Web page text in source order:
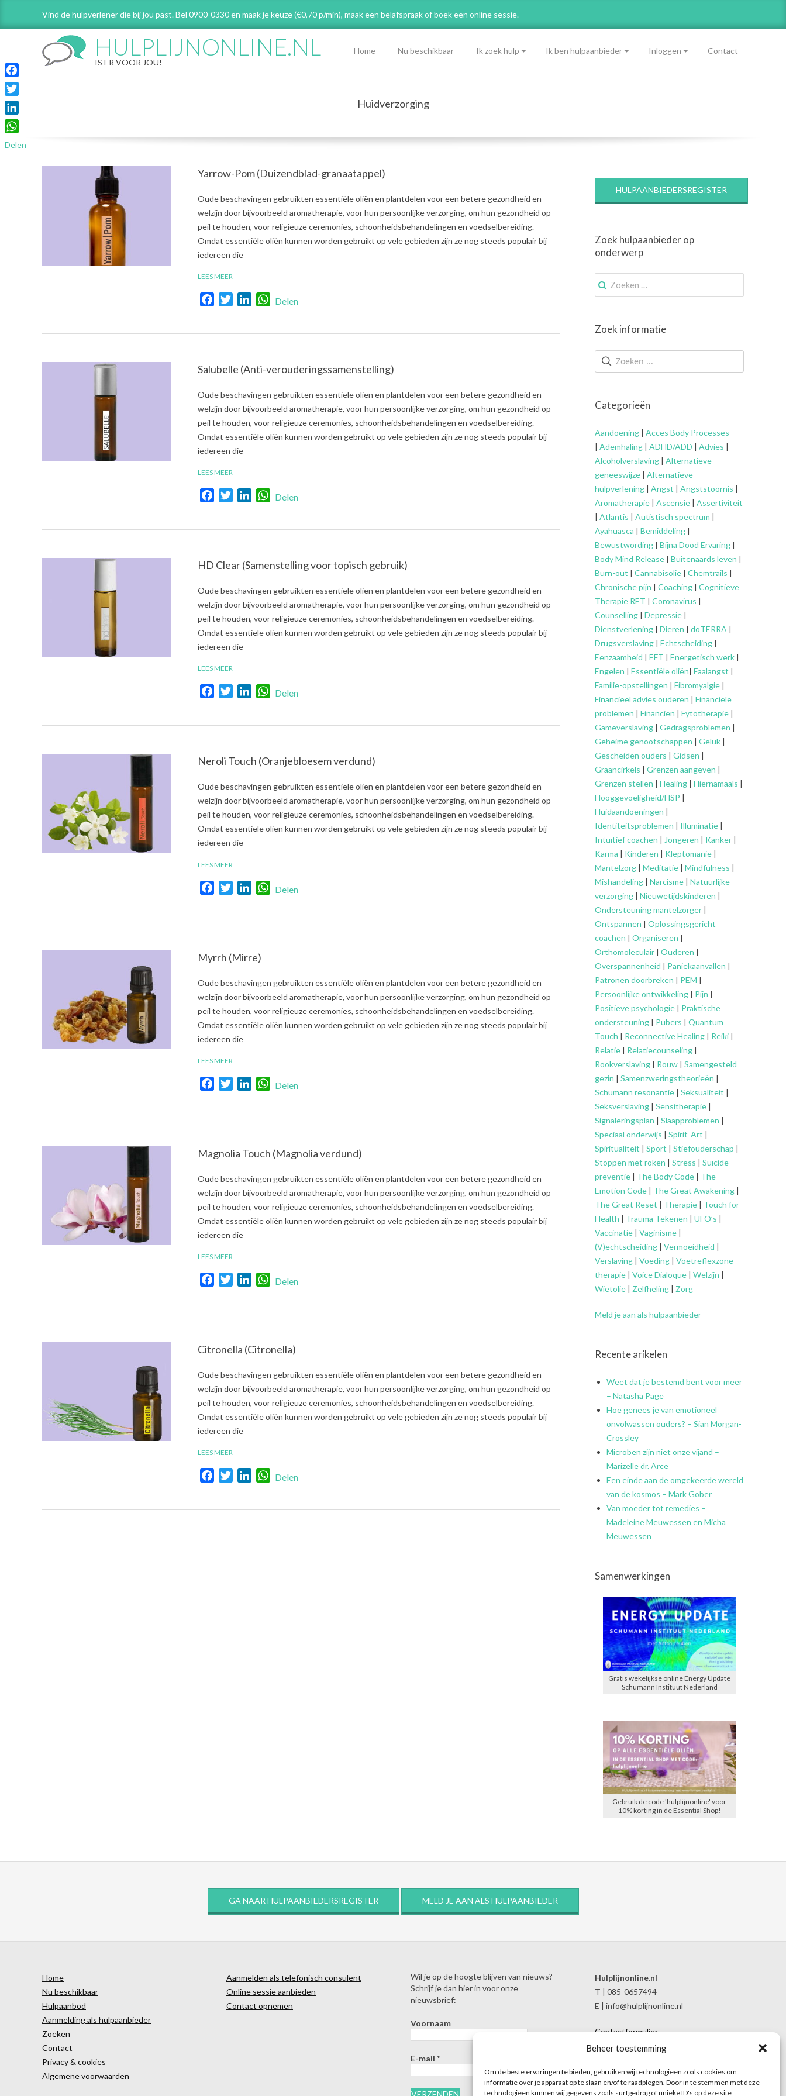
Beheer toestemming
Om de beste ervaringen te bieden, gebruiken wij technologieën zoals cookies om
informatie over je apparaat op te slaan en/of te raadplegen. Door in te stemmen met deze
technologieën kunnen wij gegevens zoals surfgedrag of unieke ID's op deze site
Vind de hulpverlener die bij jou past. Bel 0900-0330 en maak je keuze (€0,70 p/min), maak een belafspraakof boek een online sessie.
HULPLIJNONLINE.NL
IS ER VOOR JOU!
Menu
Home Nu beschikbaar Ik zoek hulp Ik ben hulpaanbieder Inloggen Contact
Huidverzorging
Yarrow-Pom (Duizendblad-granaatappel)
2021-
08-
Oude beschavingen gebruikten essentiële oliën en plantdelen voor een betere gezondheid en
welzijn door bijvoorbeeld aromatherapie, voor hun persoonlijke verzorging, om hun gezondheid op
peil te houden, voor religieuze ceremonies, schoonheidsbehandelingen en voedselbereiding.
Omdat essentiële oliën kunnen worden gebruikt op vele gebieden zijn ze nog steeds populair bij
iedereen die
LEES MEER
FacebookTwitterLinkedInWhatsApp
Delen
Salubelle (Anti-verouderingssamenstelling)
2021-
08-
Oude beschavingen gebruikten essentiële oliën en plantdelen voor een betere gezondheid en
welzijn door bijvoorbeeld aromatherapie, voor hun persoonlijke verzorging, om hun gezondheid op
peil te houden, voor religieuze ceremonies, schoonheidsbehandelingen en voedselbereiding.
Omdat essentiële oliën kunnen worden gebruikt op vele gebieden zijn ze nog steeds populair bij
iedereen die
LEES MEER
FacebookTwitterLinkedInWhatsApp
Delen
HD Clear (Samenstelling voor topisch gebruik)
2021-
08-
Oude beschavingen gebruikten essentiële oliën en plantdelen voor een betere gezondheid en
welzijn door bijvoorbeeld aromatherapie, voor hun persoonlijke verzorging, om hun gezondheid op
peil te houden, voor religieuze ceremonies, schoonheidsbehandelingen en voedselbereiding.
Omdat essentiële oliën kunnen worden gebruikt op vele gebieden zijn ze nog steeds populair bij
iedereen die
LEES MEER
FacebookTwitterLinkedInWhatsApp
Delen
Neroli Touch (Oranjebloesem verdund)
2021-
08-
01
Oude beschavingen gebruikten essentiële oliën en plantdelen voor een betere gezondheid en
welzijn door bijvoorbeeld aromatherapie, voor hun persoonlijke verzorging, om hun gezondheid op
peil te houden, voor religieuze ceremonies, schoonheidsbehandelingen en voedselbereiding.
Omdat essentiële oliën kunnen worden gebruikt op vele gebieden zijn ze nog steeds populair bij
iedereen die
LEES MEER
FacebookTwitterLinkedInWhatsApp
Delen
Myrrh (Mirre)
2021-
08-
Oude beschavingen gebruikten essentiële oliën en plantdelen voor een betere gezondheid en
welzijn door bijvoorbeeld aromatherapie, voor hun persoonlijke verzorging, om hun gezondheid op
peil te houden, voor religieuze ceremonies, schoonheidsbehandelingen en voedselbereiding.
Omdat essentiële oliën kunnen worden gebruikt op vele gebieden zijn ze nog steeds populair bij
iedereen die
LEES MEER
FacebookTwitterLinkedInWhatsApp
Delen
Magnolia Touch (Magnolia verdund)
2021-
08-
Oude beschavingen gebruikten essentiële oliën en plantdelen voor een betere gezondheid en
welzijn door bijvoorbeeld aromatherapie, voor hun persoonlijke verzorging, om hun gezondheid op
peil te houden, voor religieuze ceremonies, schoonheidsbehandelingen en voedselbereiding.
Omdat essentiële oliën kunnen worden gebruikt op vele gebieden zijn ze nog steeds populair bij
iedereen die
LEES MEER
FacebookTwitterLinkedInWhatsApp
Delen
Citronella (Citronella)
2021-
07-
Oude beschavingen gebruikten essentiële oliën en plantdelen voor een betere gezondheid en
welzijn door bijvoorbeeld aromatherapie, voor hun persoonlijke verzorging, om hun gezondheid op
peil te houden, voor religieuze ceremonies, schoonheidsbehandelingen en voedselbereiding.
Omdat essentiële oliën kunnen worden gebruikt op vele gebieden zijn ze nog steeds populair bij
iedereen die
LEES MEER
FacebookTwitterLinkedInWhatsApp
Delen
HULPAANBIEDERSREGISTER
Zoek hulpaanbieder op
onderwerp
Zoek
naar:
Zoek informatie
Categorieën
Aandoening | Acces Body Processes
| Ademhaling | ADHD/ADD | Advies |
Alcoholverslaving | Alternatieve
geneeswijze | Alternatieve
hulpverlening | Angst | Angststoornis |
Aromatherapie | Ascensie | Assertiviteit
| Atlantis | Autistisch spectrum |
Ayahuasca | Bemiddeling |
Bewustwording | Bijna Dood Ervaring |
Body Mind Release | Buitenaards leven |
Burn-out | Cannabisolie | Chemtrails |
Chronische pijn | Coaching | Cognitieve
Therapie RET | Coronavirus |
Counselling | Depressie |
Dienstverlening | Dieren | doTERRA |
Drugsverslaving | Echtscheiding |
Eenzaamheid | EFT | Energetisch werk |
Engelen | Essentiële oliën| Faalangst |
Familie-opstellingen | Fibromyalgie |
Financieel advies ouderen | Financiële
problemen | Financiën | Fytotherapie |
Gameverslaving | Gedragsproblemen |
Geheime genootschappen | Geluk |
Gescheiden ouders | Gidsen |
Graancirkels | Grenzen aangeven |
Grenzen stellen | Healing | Hiernamaals |
Hooggevoeligheid/HSP |
Huidaandoeningen |
Identiteitsproblemen | Illuminatie |
Intuïtief coachen | Jongeren | Kanker |
Karma | Kinderen | Kleptomanie |
Mantelzorg | Meditatie | Mindfulness |
Mishandeling | Narcisme | Natuurlijke
verzorging | Nieuwetijdskinderen |
Ondersteuningmantelzorger |
Ontspannen | Oplossingsgericht
coachen | Organiseren |
Orthomoleculair | Ouderen |
Overspannenheid | Paniekaanvallen |
Patronen doorbreken | PEM |
Persoonlijke ontwikkeling | Pijn |
Positieve psychologie | Praktische
ondersteuning | Pubers | Quantum
Touch | Reconnective Healing | Reiki |
Relatie | Relatiecounseling |
Rookverslaving | Rouw | Samengesteld
gezin | Samenzweringstheorieën |
Schumann resonantie | Seksualiteit |
Seksverslaving | Sensitherapie |
Signaleringsplan | Slaapproblemen |
Speciaal onderwijs | Spirit-Art |
Spiritualiteit | Sport | Stiefouderschap |
Stoppen met roken | Stress | Suïcide
preventie | The Body Code | The
Emotion Code | The Great Awakening |
The Great Reset | Therapie | Touch for
Health | Trauma Tekenen | UFO’s |
Vaccinatie | Vaginisme |
(V)echtscheiding | Vermoeidheid |
Verslaving | Voeding | Voetreflexzone
therapie | Voice Dialoque | Welzijn |
Wietolie | Zelfheling | Zorg
Meld je aan als hulpaanbieder
Recente arikelen
Weet dat je bestemd bent voor meer
– Natasha Page
Hoe genees je van emotioneel
onvolwassen ouders? – Sian Morgan-
Crossley
Microben zijn niet onze vijand –
Marizelle dr. Arce
Een einde aan de omgekeerde wereld
van de kosmos – Mark Gober
Van moeder tot remedies –
Madeleine Meuwessen en Micha
Meuwessen
Samenwerkingen
Gratis wekelijkse online Energy Update
Schumann Instituut Nederland
Gebruik de code 'hulplijnonline' voor
10% korting in de Essential Shop!
GA NAAR HULPAANBIEDERSREGISTER MELD JE AAN ALS HULPAANBIEDER
Home
Nu beschikbaar
Hulpaanbod
Aanmelding als hulpaanbieder
Zoeken
Contact
Privacy & cookies
Algemene voorwaarden
Aanmelden als telefonisch consulent
Online sessie aanbieden
Contact opnemen
Wil je op de hoogte blijven van nieuws?
Schrijf je dan hier in voor onze
nieuwsbrief:
Voornaam
E-mail *
Hulplijnonline.nl
T | 085-0657494
E | info@hulplijnonline.nl
Contactformulier
Over Hulplijnonline.nl
Facebook
Twitter
LinkedIn
WhatsApp
Delen